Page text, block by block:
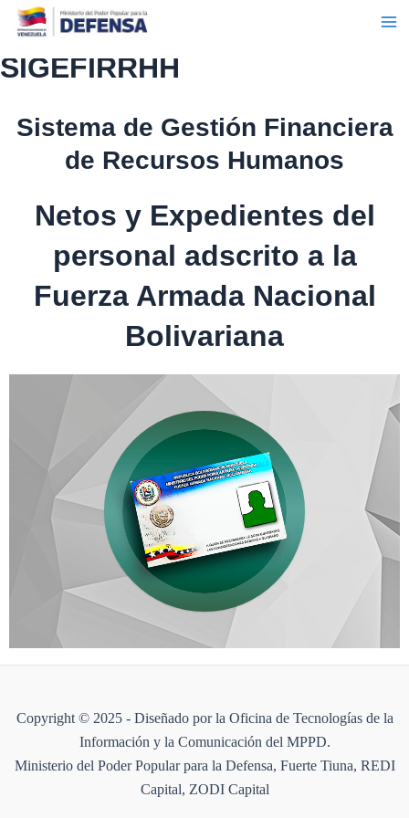
contenido
SIGEFIRRHH
Sistema de Gestión Financiera
de Recursos Humanos
Netos y Expedientes del
personal adscrito a la
Fuerza Armada Nacional
Bolivariana
Copyright © 2025 - Diseñado por la Oficina de Tecnologías de la
Información y la Comunicación del MPPD.
Ministerio del Poder Popular para la Defensa, Fuerte Tiuna, REDI
Capital, ZODI Capital